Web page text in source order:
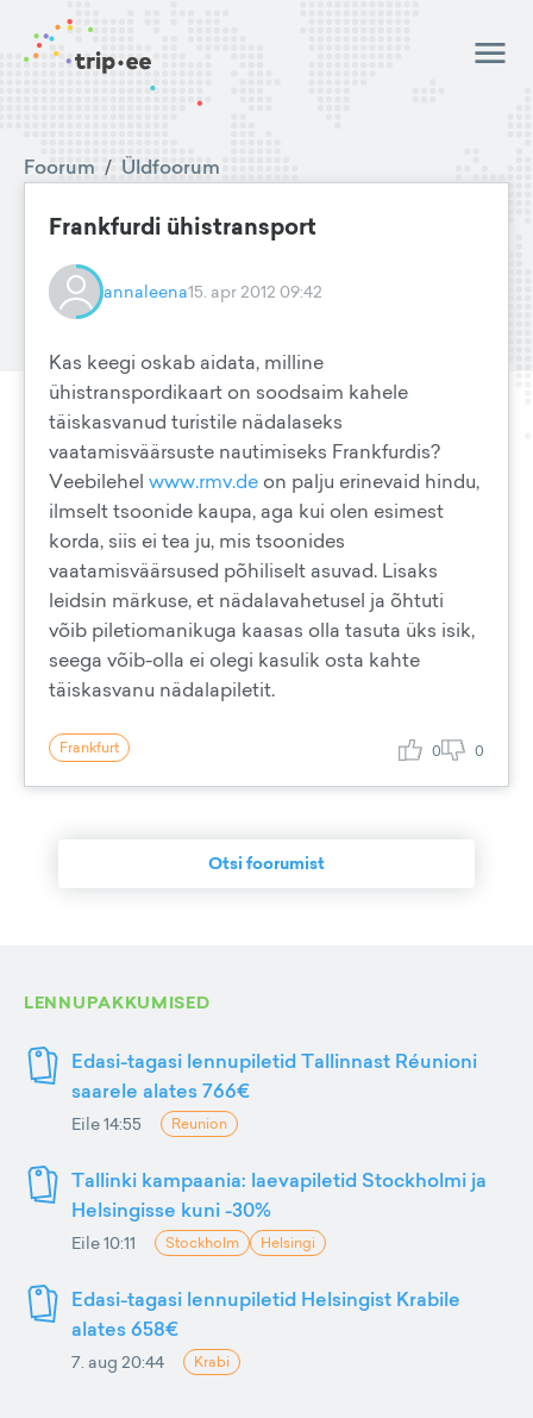
Foorum / Üldfoorum
Frankfurdi ühistransport
annaleena15. apr 2012 09:42
Kas keegi oskab aidata, milline
ühistranspordikaart on soodsaim kahele
täiskasvanud turistile nädalaseks
vaatamisväärsuste nautimiseks Frankfurdis?
Veebilehel www.rmv.de on palju erinevaid hindu,
ilmselt tsoonide kaupa, aga kui olen esimest
korda, siis ei tea ju, mis tsoonides
vaatamisväärsused põhiliselt asuvad. Lisaks
leidsin märkuse, et nädalavahetusel ja õhtuti
võib piletiomanikuga kaasas olla tasuta üks isik,
seega võib-olla ei olegi kasulik osta kahte
täiskasvanu nädalapiletit.
Frankfurt 0 0
Otsi foorumist
LENNUPAKKUMISED
Edasi-tagasi lennupiletid Tallinnast Réunioni
saarele alates 766€
Eile 14:55 Reunion
Tallinki kampaania: laevapiletid Stockholmi ja
Helsingisse kuni -30%
Eile 10:11 Stockholm Helsingi
Edasi-tagasi lennupiletid Helsingist Krabile
alates 658€
7. aug 20:44 Krabi